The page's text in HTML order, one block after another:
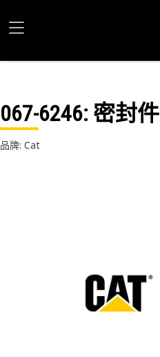
067-6246: 密封件
品牌: Cat